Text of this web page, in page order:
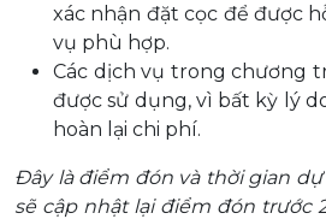
xác nhận đặt cọc để được
vụ phù hợp.
Các dịch vụ trong chương
được sử dụng, vì bất kỳ lý
hoàn lại chi phí.
Đây là điểm đón và thời gian dự
sẽ cập nhật lại điểm đón trước